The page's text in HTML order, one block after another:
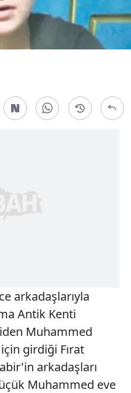
arkadaşlarıyla
Antik Kenti
Muhammed
girdiği Fırat
arkadaşları
Muhammed eve